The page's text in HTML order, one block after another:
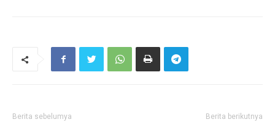
Berita sebelumya Berita berikutnya